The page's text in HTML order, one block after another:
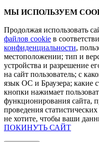
МЫ ИСПОЛЬЗУЕМ
Продолжая использовать
файлов cookie в
конфиденциальности,
местоположении; тип и
устройства и разрешение
на сайт пользователь; с
язык ОС и Браузера; какие
кнопки нажимает
функционирования сайта,
проведения
не хотите, чтобы ваши
ПОКИНУТЬ САЙТ